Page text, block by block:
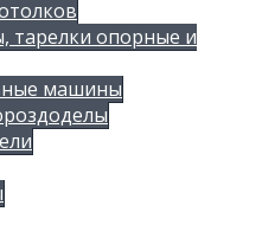
тарелки опорные и
машины